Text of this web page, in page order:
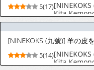
5(17)
Kita
5(14)
Kita